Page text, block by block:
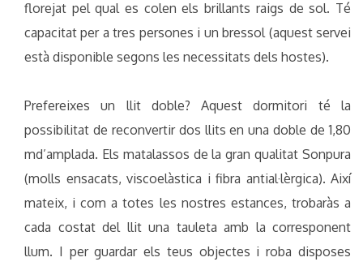
florejat pel qual es colen els brillants raigs de sol. Té
capacitat per a tres persones i un bressol (aquest servei
està disponible segons les necessitats dels hostes).
Prefereixes un llit doble? Aquest dormitori té la
possibilitat de reconvertir dos llits en una doble de 1,80
md’amplada. Els matalassos de la gran qualitat Sonpura
(molls ensacats, viscoelàstica i fibra antial·lèrgica). Així
mateix, i com a totes les nostres estances, trobaràs a
cada costat del llit una tauleta amb la corresponent
llum. I per guardar els teus objectes i roba disposes